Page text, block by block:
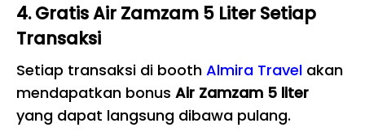
4. Gratis Air Zamzam 5 Liter Setiap
Transaksi
Setiap transaksi di booth Almira Travel akan
mendapatkan bonus Air Zamzam 5 liter
yang dapat langsung dibawa pulang.